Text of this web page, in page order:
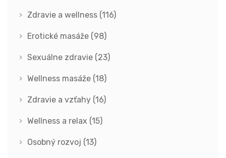
Zdravie a wellness (116)
Erotické masáže (98)
Sexuálne zdravie (23)
Wellness masáže (18)
Zdravie a vzťahy (16)
Wellness a relax (15)
Osobný rozvoj (13)